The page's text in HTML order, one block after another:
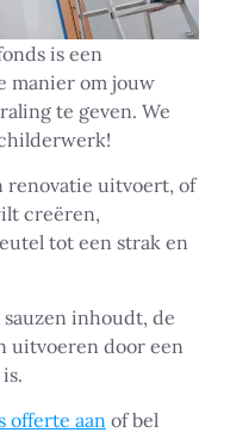
is een
manier om jouw
te geven. We
renovatie uitvoert, of
creëren,
tot een strak en
inhoudt, de
uitvoeren door een
offerte aan of bel